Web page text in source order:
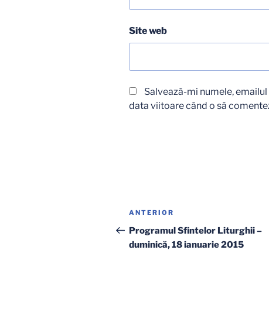
Site web
Salvează-mi numele,
data viitoare când o să
Navigare
în
articole
Articolul
anterior
ANTERIOR
Programul Sfintelor Liturghii –
duminică, 18 ianuarie 2015